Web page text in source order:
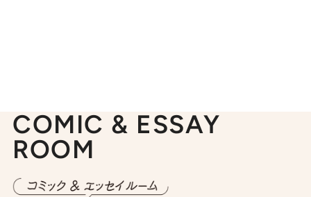
COMIC & ESSAY
ROOM